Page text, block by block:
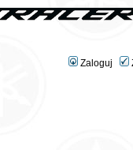
Zaloguj